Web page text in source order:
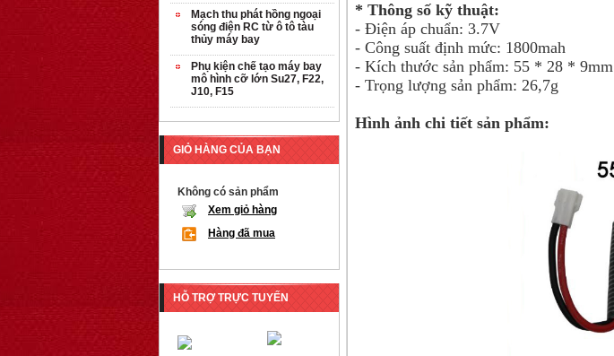
* Thông số kỹ thuật:
- Điện áp chuẩn: 3.7V
- Công suất định mức: 1800mah
- Kích thước sản phẩm: 55 * 28 * 9mm
- Trọng lượng sản phẩm: 26,7g
Hình ảnh chi tiết sản phẩm:
Mạch thu phát hồng ngoại
sóng điện RC từ ô tô tàu
thủy máy bay
Phụ kiện chế tạo máy bay
mô hình cỡ lớn Su27, F22,
J10, F15
GIỎ HÀNG CỦA BẠN
Không có sản phẩm
Xem giỏ hàng
Hàng đã mua
HỖ TRỢ TRỰC TUYẾN